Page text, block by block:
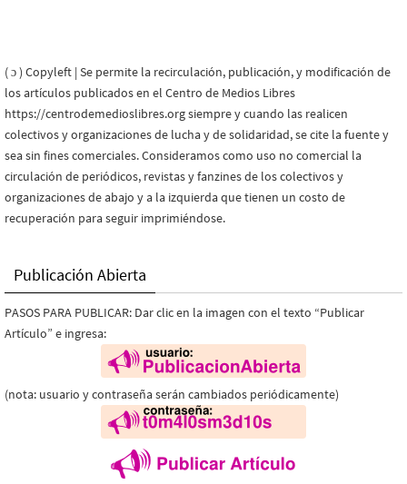
( ɔ ) Copyleft | Se permite la recirculación, publicación, y modificación de
los artículos publicados en el Centro de Medios Libres
https://centrodemedioslibres.org siempre y cuando las realicen
colectivos y organizaciones de lucha y de solidaridad, se cite la fuente y
sea sin fines comerciales. Consideramos como uso no comercial la
circulación de periódicos, revistas y fanzines de los colectivos y
organizaciones de abajo y a la izquierda que tienen un costo de
recuperación para seguir imprimiéndose.
Publicación Abierta
PASOS PARA PUBLICAR: Dar clic en la imagen con el texto “Publicar
Artículo” e ingresa:
(nota: usuario y contraseña serán cambiados periódicamente)